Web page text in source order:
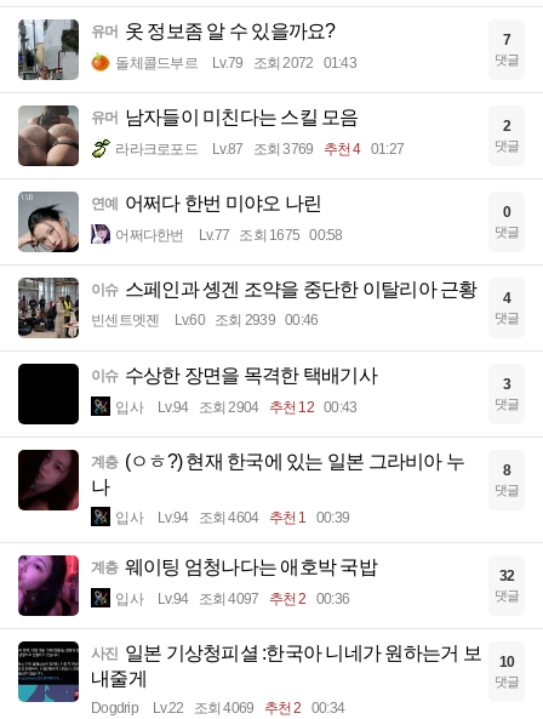
유머 옷 정보좀 알 수 있을까요?
돌체콜드부르 Lv.79 조회 2072 01:43
7
댓글
유머 남자들이 미친다는 스킬 모음
라라크로포드 Lv.87 조회 3769 추천 4 01:27
2
댓글
연예 어쩌다 한번 미야오 나린
어쩌다한번 Lv.77 조회 1675 00:58
0
댓글
이슈 스페인과 솅겐 조약을 중단한 이탈리아 근황
빈센트멧젠 Lv.60 조회 2939 00:46
4
댓글
이슈 수상한 장면을 목격한 택배기사
입사 Lv.94 조회 2904 추천 12 00:43
3
댓글
계층 (ㅇㅎ?) 현재 한국에 있는 일본 그라비아 누
나
입사 Lv.94 조회 4604 추천 1 00:39
8
댓글
계층 웨이팅 엄청나다는 애호박 국밥
입사 Lv.94 조회 4097 추천 2 00:36
32
댓글
사진 일본 기상청피셜 :한국아 니네가 원하는거 보
내줄게
Dogdrip Lv.22 조회 4069 추천 2 00:34
10
댓글